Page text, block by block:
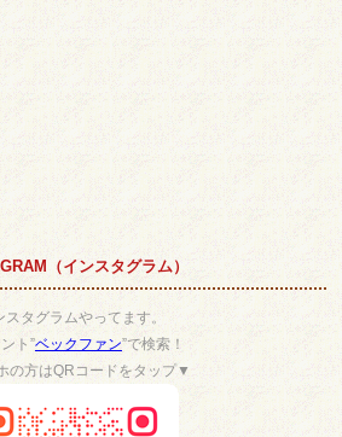
（インスタグラム）
スタグラムやってます。
ト”ベックファン”で検索！
の方はQRコードをタップ▼